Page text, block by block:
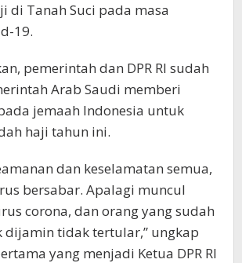
di Tanah Suci pada masa
19.
pemerintah dan DPR RI sudah
Arab Saudi memberi
jemaah Indonesia untuk
haji tahun ini.
dan keselamatan semua,
bersabar. Apalagi muncul
corona, dan orang yang sudah
dijamin tidak tertular,” ungkap
yang menjadi Ketua DPR RI